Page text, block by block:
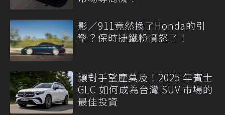
影／911竟然換了Honda的引
擎？保時捷鐵粉憤怒了！
讓對手望塵莫及！2025 年賓士
GLC 如何成為台灣 SUV 市場的
最佳投資